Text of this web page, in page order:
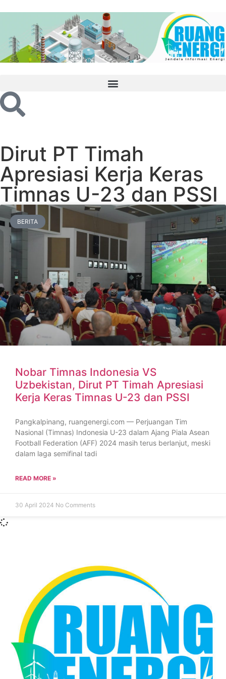
Dirut PT Timah
Apresiasi Kerja Keras
Timnas U-23 dan PSSI
BERITA
Nobar Timnas Indonesia VS
Uzbekistan, Dirut PT Timah Apresiasi
Kerja Keras Timnas U-23 dan PSSI
Pangkalpinang, ruangenergi.com — Perjuangan Tim
Nasional (Timnas) Indonesia U-23 dalam Ajang Piala Asean
Football Federation (AFF) 2024 masih terus berlanjut, meski
dalam laga semifinal tadi
READ MORE »
30 April 2024 No Comments